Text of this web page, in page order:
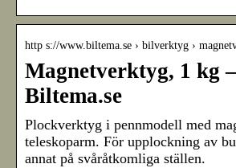
http s://www.biltema.se › bilverktyg ›
Magnetverktyg, 1 kg –
Biltema.se
Plockverktyg i pennmodell med
teleskoparm. För upplockning av
annat på svåråtkomliga ställen.